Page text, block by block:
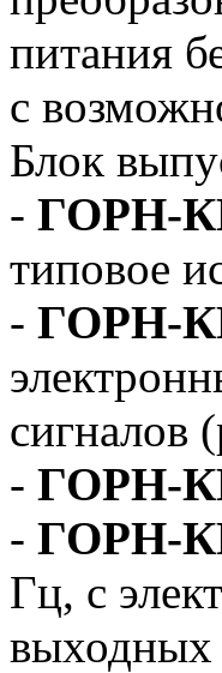
питания
с
Блок
- ГОРН-
типовое
- ГОРН-
сигналов
- ГОРН-
- ГОРН-
Гц, с
выходных